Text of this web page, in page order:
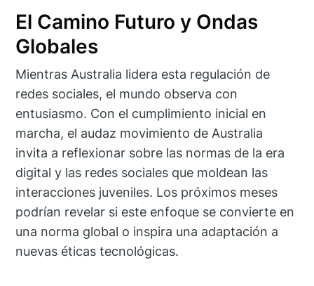
El Camino Futuro y Ondas
Globales
Mientras Australia lidera esta regulación de
redes sociales, el mundo observa con
entusiasmo. Con el cumplimiento inicial en
marcha, el audaz movimiento de Australia
invita a reflexionar sobre las normas de la era
digital y las redes sociales que moldean las
interacciones juveniles. Los próximos meses
podrían revelar si este enfoque se convierte en
una norma global o inspira una adaptación a
nuevas éticas tecnológicas.